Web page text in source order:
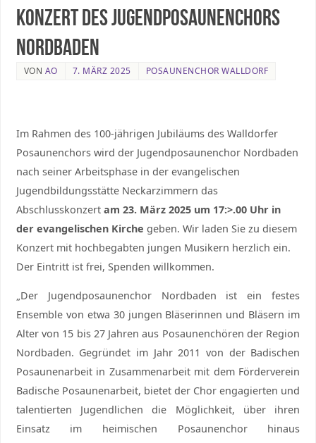
Konzert des Jugendposaunenchors
Nordbaden
VON AO 7. MÄRZ 2025 POSAUNENCHOR WALLDORF
Im Rahmen des 100-jährigen Jubiläums des Walldorfer
Posaunenchors wird der Jugendposaunenchor Nordbaden
nach seiner Arbeitsphase in der evangelischen
Jugendbildungsstätte Neckarzimmern das
Abschlusskonzert am 23. März 2025 um 17:>.00 Uhr in
der evangelischen Kirche geben. Wir laden Sie zu diesem
Konzert mit hochbegabten jungen Musikern herzlich ein.
Der Eintritt ist frei, Spenden willkommen.
„Der Jugendposaunenchor Nordbaden ist ein festes
Ensemble von etwa 30 jungen Bläserinnen und Bläsern im
Alter von 15 bis 27 Jahren aus Posaunenchören der Region
Nordbaden. Gegründet im Jahr 2011 von der Badischen
Posaunenarbeit in Zusammenarbeit mit dem Förderverein
Badische Posaunenarbeit, bietet der Chor engagierten und
talentierten Jugendlichen die Möglichkeit, über ihren
Einsatz im heimischen Posaunenchor hinaus